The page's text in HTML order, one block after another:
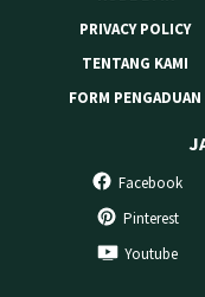
PRIVACY POLICY
TENTANG KAMI
FORM PENGADUAN
Facebook
Pinterest
Youtube